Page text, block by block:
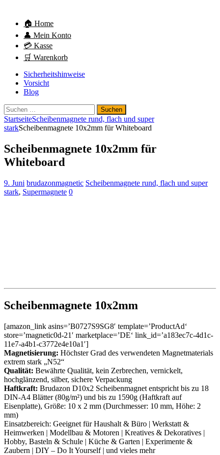
🏠 Home
👤 Mein Konto
💳 Kasse
🛒 Warenkorb
Sicherheitshinweise
Vorsicht
Blog
Suchen
nach:
StartseiteScheibenmagnete rund, flach und super
starkScheibenmagnete 10x2mm für Whiteboard
Scheibenmagnete 10x2mm für
Whiteboard
9. Juni brudazonmagnetic Scheibenmagnete rund, flach und super
stark, Supermagnete 0
Scheibenmagnete 10x2mm
[amazon_link asins=’B0727S9SG8′ template=’ProductAd‘
store=’magnetic0d-21′ marketplace=’DE‘ link_id=’a183ec7c-4d1c-
11e7-a4b1-c3772e4e10a1′]
Magnetisierung: Höchster Grad des verwendeten Magnetmaterials
extrem stark „N52“
Qualität: Bewährte Qualität, kein Zerbrechen, vernickelt,
hochglänzend, silber, sichere Verpackung
Haftkraft: Brudazon D10x2 Scheibenmagnet entspricht bis zu 18
DIN-A4 Blätter (80g/m²) und bis zu 1590g (Haftkraft auf
Eisenplatte), Größe: 10 x 2 mm (Durchmesser: 10 mm, Höhe: 2
mm)
Einsatzbereich: Geeignet für Haushalt & Büro | Werkstatt &
Heimwerken | Modellbau & Motoren | Kreatives & Dekoratives |
Hobby, Basteln & Schule | Küche & Garten | Experimente &
Zaubern | DIY – Do It Yourself | und vieles mehr